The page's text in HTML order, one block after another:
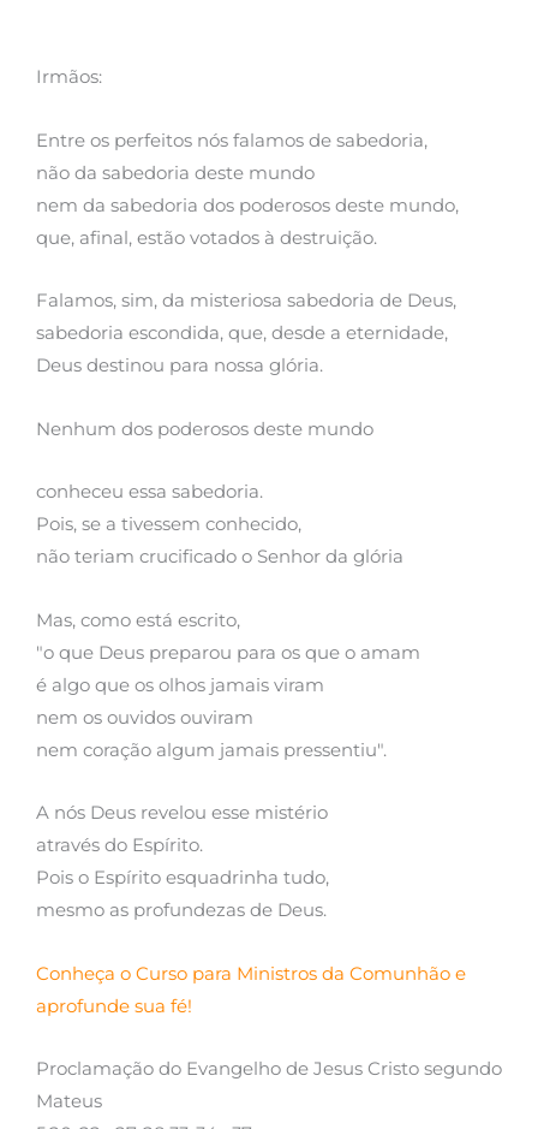
Irmãos:
Entre os perfeitos nós falamos de sabedoria,
não da sabedoria deste mundo
nem da sabedoria dos poderosos deste mundo,
que, afinal, estão votados à destruição.
Falamos, sim, da misteriosa sabedoria de Deus,
sabedoria escondida, que, desde a eternidade,
Deus destinou para nossa glória.
Nenhum dos poderosos deste mundo
conheceu essa sabedoria.
Pois, se a tivessem conhecido,
não teriam crucificado o Senhor da glória
Mas, como está escrito,
"o que Deus preparou para os que o amam
é algo que os olhos jamais viram
nem os ouvidos ouviram
nem coração algum jamais pressentiu".
A nós Deus revelou esse mistério
através do Espírito.
Pois o Espírito esquadrinha tudo,
mesmo as profundezas de Deus.
Conheça o Curso para Ministros da Comunhão e
aprofunde sua fé!
Proclamação do Evangelho de Jesus Cristo segundo
Mateus